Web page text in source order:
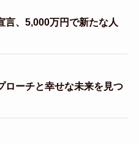
言、5,000万円で新たな人
ローチと幸せな未来を見つ